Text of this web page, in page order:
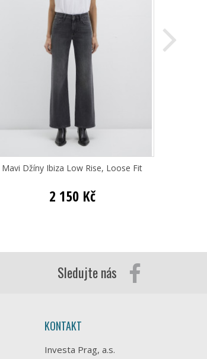
Mavi Džíny Ibiza Low Rise, Loose Fit
2 150 Kč
Sledujte nás
KONTAKT
Investa Prag, a.s.